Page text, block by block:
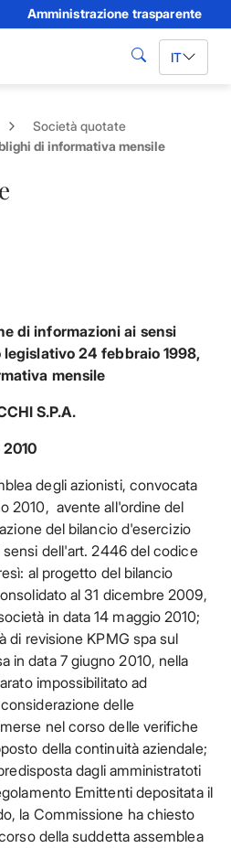
Amministrazione trasparente
cerca IT
Società quotate
di informativa mensile
di informazioni ai sensi
legislativo 24 febbraio 1998,
mensile
S.P.A.
degli azionisti, convocata
2010, avente all'ordine del
del bilancio d'esercizio
dell'art. 2446 del codice
al progetto del bilancio
al 31 dicembre 2009,
in data 14 maggio 2010;
di revisione KPMG spa sul
in data 7 giugno 2010, nella
impossibilitato ad
delle
nel corso delle verifiche
della continuità aziendale;
dagli amministratoti
Emittenti depositata il
la Commissione ha chiesto
della suddetta assemblea